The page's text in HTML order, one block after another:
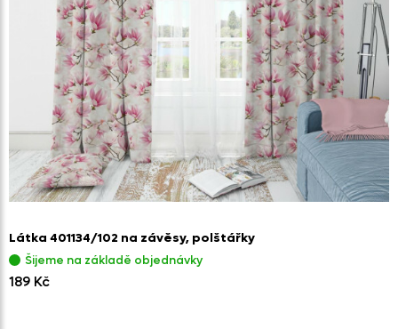
Látka 401134/102 na závěsy, polštářky
Šijeme na základě objednávky
189 Kč